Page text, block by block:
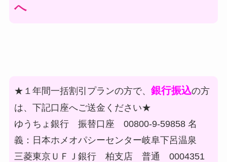
へ
★１年間一括割引プランの方で、 銀行振込の方
は、下記口座へご送金ください★
ゆうちょ銀行 振替口座 00800-9-59858 名
義：日本ホメオパシーセンター岐阜下呂温泉
三菱東京ＵＦＪ銀行 柏支店 普通 0004351